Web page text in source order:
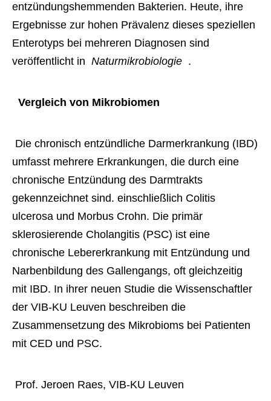
entzündungshemmenden Bakterien. Heute, ihre
Ergebnisse zur hohen Prävalenz dieses speziellen
Enterotyps bei mehreren Diagnosen sind
veröffentlicht in Naturmikrobiologie .
Vergleich von Mikrobiomen
umfasst mehrere Erkrankungen, die durch eine
chronische Entzündung des Darmtrakts
gekennzeichnet sind. einschließlich Colitis
ulcerosa und Morbus Crohn. Die primär
sklerosierende Cholangitis (PSC) ist eine
chronische Lebererkrankung mit Entzündung und
Narbenbildung des Gallengangs, oft gleichzeitig
mit IBD. In ihrer neuen Studie die Wissenschaftler
der VIB-KU Leuven beschreiben die
Zusammensetzung des Mikrobioms bei Patienten
mit CED und PSC.
Prof. Jeroen Raes, VIB-KU Leuven